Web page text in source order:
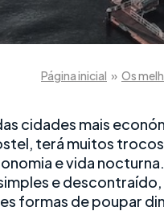
Página inicial » Os
cidades mais
terá muitos
e vida
e
formas de poupar